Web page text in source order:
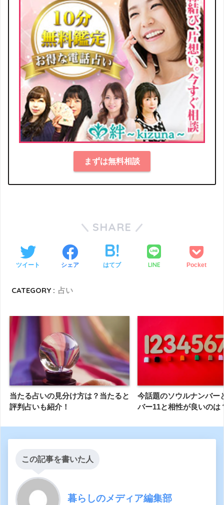
まずは無料相談
SHARE
ツイート シェア はてブ LINE Pocket
CATEGORY : 占い
当たる占いの見分け方は？当たると
評判占いも紹介！
今話題のソウルナンバー
バー11と相性が良いのは
この記事を書いた人
暮らしのメディア編集部